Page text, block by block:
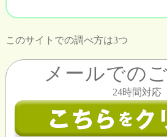
このサイトでの調べ方は3つ
メールでの
24時間対応